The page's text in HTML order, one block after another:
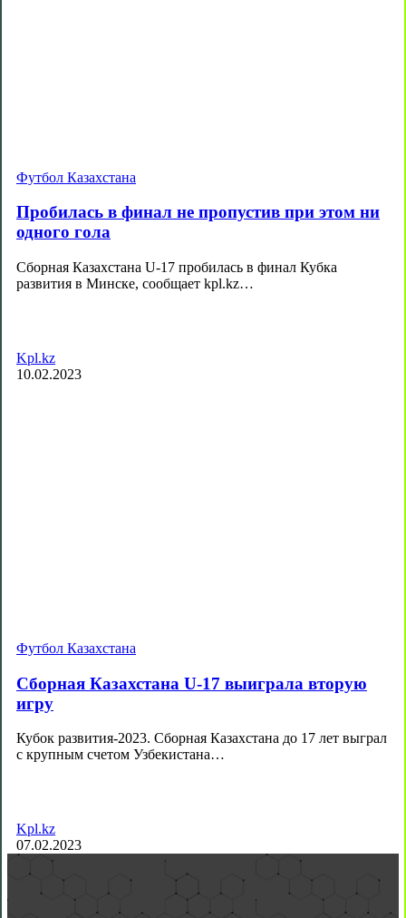
Футбол Казахстана
Пробилась в финал не пропустив при этом ни
одного гола
Сборная Казахстана U-17 пробилась в финал Кубка
развития в Минске, сообщает kpl.kz…
Kpl.kz
10.02.2023
Футбол Казахстана
Сборная Казахстана U-17 выиграла вторую
игру
Кубок развития-2023. Сборная Казахстана до 17 лет выграл
с крупным счетом Узбекистана…
Kpl.kz
07.02.2023